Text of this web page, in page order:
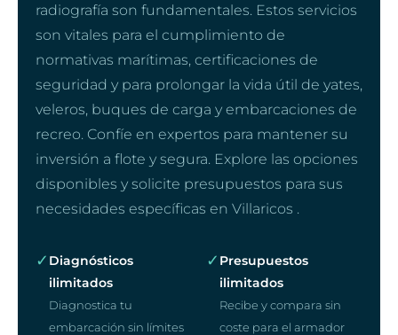
radiografía son fundamentales. Estos servicios
son vitales para el cumplimiento de
normativas marítimas, certificaciones de
seguridad y para prolongar la vida útil de yates,
veleros, buques de carga y embarcaciones de
recreo. Confíe en expertos para mantener su
inversión a flote y segura. Explore las opciones
disponibles y solicite presupuestos para sus
necesidades específicas en Villaricos .
✓ Diagnósticos
ilimitados
Diagnostica tu
embarcación sin límites
✓ Presupuestos
ilimitados
Recibe y compara sin
coste para el armador